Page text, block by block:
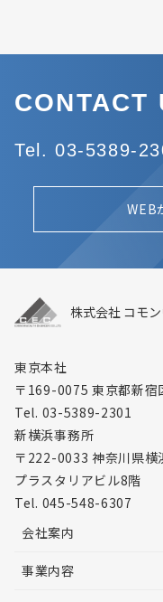
CONTACT
Tel. 03-5389-
WEB
株式会社 コモ
東京本社
〒169-0075 東京都新
Tel. 03-5389-2301
新横浜事務所
〒222-0033 神奈川県
プラスタリアビル8階
Tel. 045-548-6307
会社案内
事業内容